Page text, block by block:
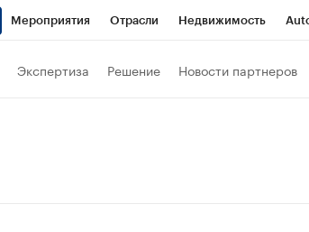
Мероприятия Отрасли Недвижимость
Экспертиза Решение Новости партнеров